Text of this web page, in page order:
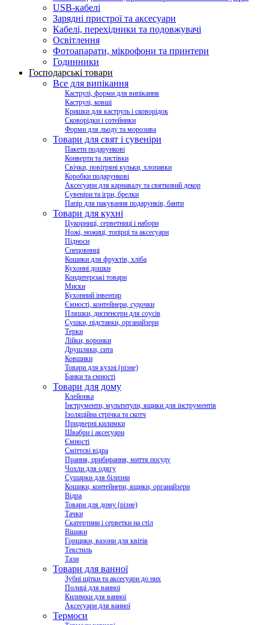
USB-кабелі
Зарядні пристрої та аксесуари
Кабелі, перехідники та подовжувачі
Освітлення
Фотоапарати, мікрофони та принтери
Годинники
Господарські товари
Все для випікання
Каструлі, форми для випікання
Каструлі, ковші
Кришки для каструль і сковорідок
Сковорідки і сотейники
Форми для льоду та морозива
Товари для свят і сувеніри
Пакети подарункові
Конверти та листівки
Свічки, повітряні кульки, хлопавки
Коробки подарункові
Аксесуари для карнавалу та святковий декор
Сувеніри та ігри, брелки
Папір для пакування подарунків, банти
Товари для кухні
Цукорниці, серветниці і набори
Ножі, ножиці, топірці та аксесуари
Підноси
Спецовниці
Кошики для фруктів, хліба
Кухонні дошки
Кондитерські товари
Миски
Кухонний інвентар
Ємності, контейнери, судочки
Пляшки, диспенсери для соусів
Сушки, підставки, органайзери
Терки
Лійки, воронки
Друшляки, сита
Ковшики
Товари для кухні (різне)
Банки та ємності
Товари для дому
Клейонка
Інструменти, мультитули, ящики для інструментів
Ізоляційна стрічка та скотч
Придверні килимки
Швабри і аксесуари
Ємності
Сміттєві відра
Прання, прибирання, миття посуду
Чохли для одягу
Сушарки для білизни
Кошики, контейнери, ящики, органайзери
Відра
Товари для дому (різне)
Тачки
Скатертини і серветки на стіл
Вішаки
Горщики, вазони для квітів
Текстиль
Тази
Товари для ванної
Зубні щітки та аксесуари до них
Полиці для ванної
Килимки для ванної
Аксесуари для ванної
Термоси